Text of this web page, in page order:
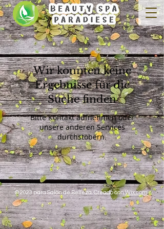
Wir konnten keine
Ergebnisse für die
Suche finden
Bitte Kontakt aufnehmen oder
unsere anderen Services
durchstöbern.
© 2023 para Salón de Belleza. Creado conWix.com